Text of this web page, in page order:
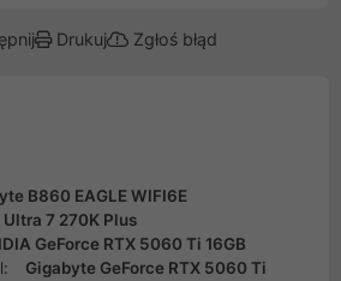
Drukuj Zgłoś błąd
B860 EAGLE WIFI6E
7 270K Plus
GeForce RTX 5060 Ti 16GB
Gigabyte GeForce RTX 5060 Ti